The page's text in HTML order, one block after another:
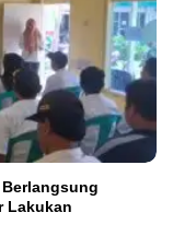
Lakukan